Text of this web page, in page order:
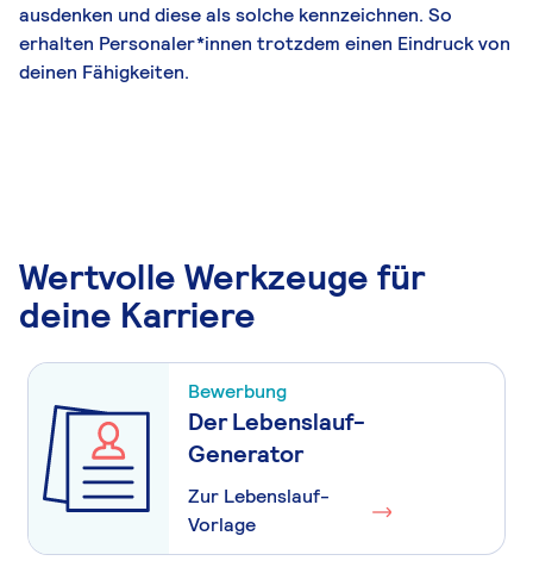
ausdenken und diese als solche kennzeichnen. So
erhalten Personaler*innen trotzdem einen Eindruck von
deinen Fähigkeiten.
Wertvolle Werkzeuge für
deine Karriere
Bewerbung
Der Lebenslauf-
Generator
Zur Lebenslauf-
Vorlage